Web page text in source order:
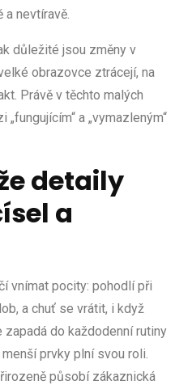
nevtíravě.
důležité jsou změny v
obrazovce ztrácejí, na
Právě v těchto malých
a „vymazleným“
detaily
a
vnímat pocity: pohodlí při
a chuť se vrátit, i když
zapadá do každodenní rutiny
prvky plní svou roli.
působí zákaznická